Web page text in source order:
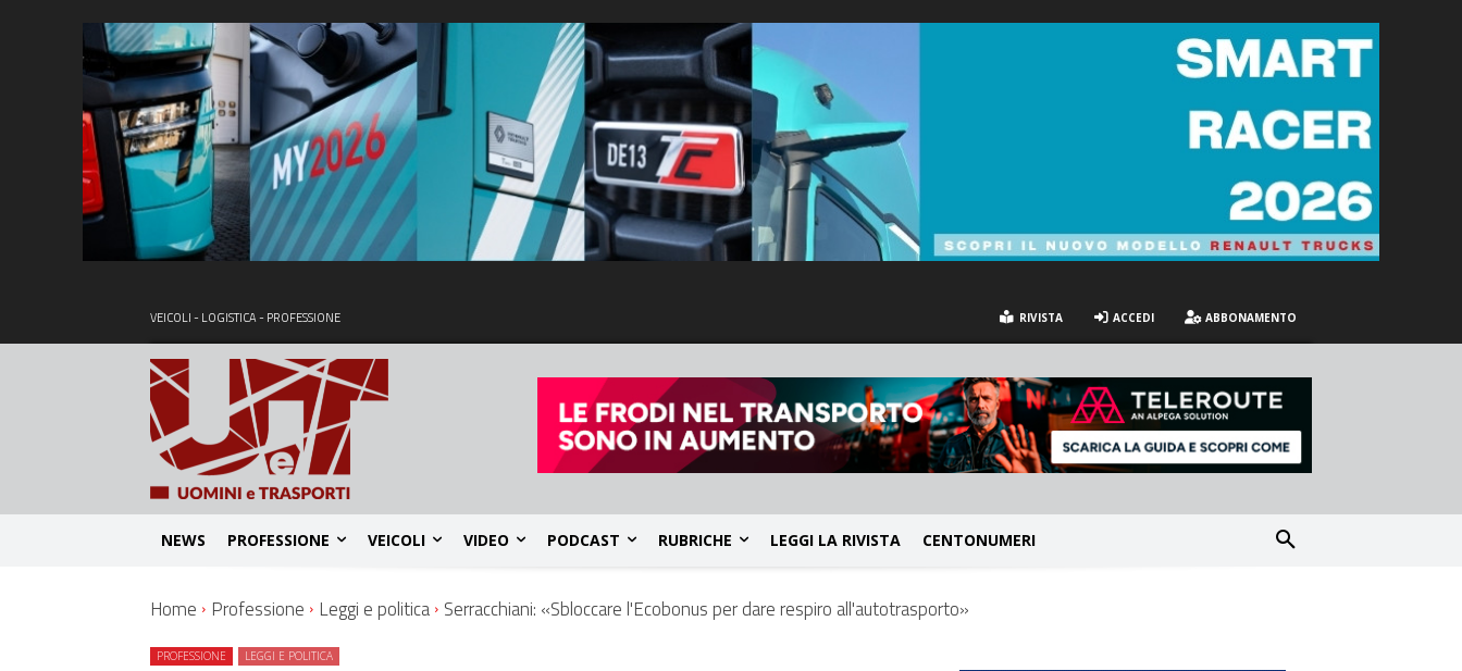
VEICOLI - LOGISTICA - PROFESSIONE RIVISTA ACCEDI ABBONAMENTO
NEWS PROFESSIONE VEICOLI VIDEO PODCAST RUBRICHE LEGGI LA RIVISTA CENTONUMERI
Home Professione Leggi e politica Serracchiani: «Sbloccare l'Ecobonus per dare respiro all'autotrasporto»
PROFESSIONE LEGGI E POLITICA